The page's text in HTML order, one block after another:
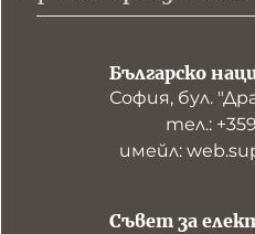
Българско
София, бул.
тел.:
имейл:
Съвет за